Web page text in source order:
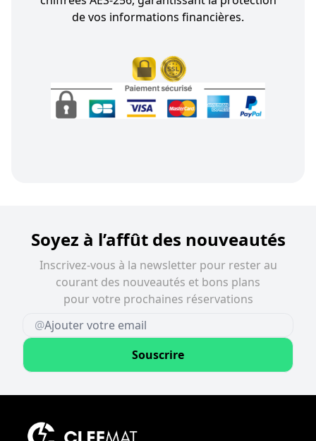
de vos informations financières.
Soyez à l’affût des nouveautés
Inscrivez-vous à la newsletter pour rester au
courant des nouveautés et bons plans
pour votre prochaines réservations
@
Souscrire